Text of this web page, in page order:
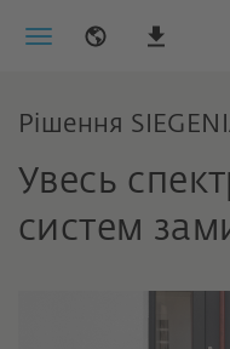
Рішення
Увесь
систем